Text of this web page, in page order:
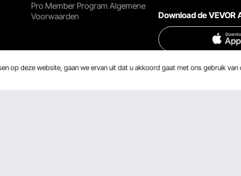
Pro Member Program Algemene
Voorwaarden
Download de VEVOR
Vind ons op
op deze website, gaan we ervan uit dat u akkoord gaat met ons gebruik van